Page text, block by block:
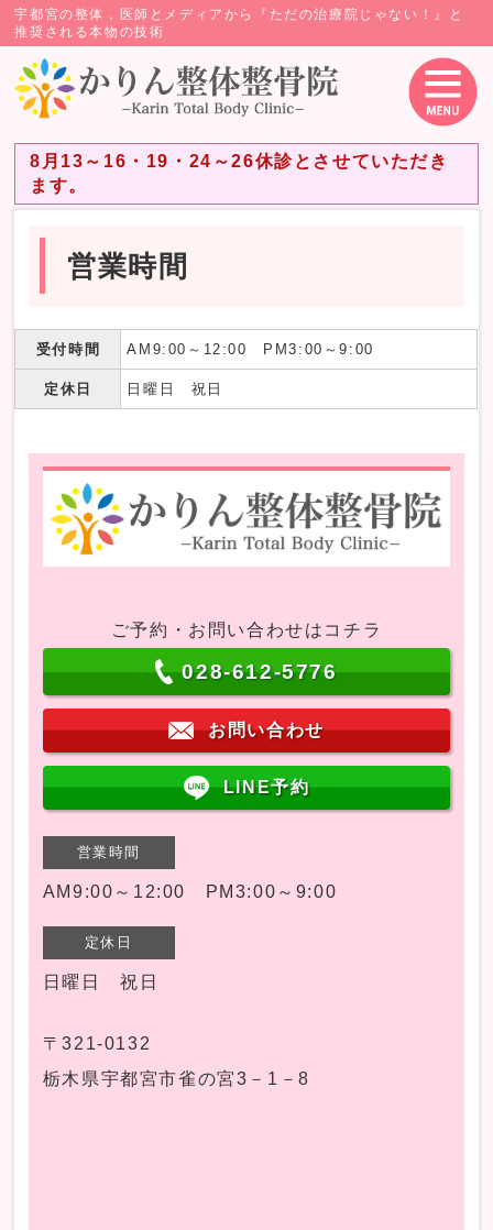
宇都宮の整体，医師とメディアから『ただの治療院じゃない！』と
推奨される本物の技術
8月13～16・19・24～26休診とさせていただき
ます。
営業時間
受付時間 AM9:00～12:00 PM3:00～9:00
定休日 日曜日 祝日
ご予約・お問い合わせはコチラ
028-612-5776
お問い合わせ
LINE予約
営業時間
AM9:00～12:00 PM3:00～9:00
定休日
日曜日 祝日
〒321-0132
栃木県宇都宮市雀の宮3－1－8